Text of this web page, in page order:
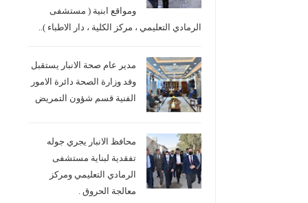
ومواقع ابنية ( مستشفى
الرمادي التعليمي ، مركز الكلية ، دار الاطباء )..
مدير عام صحة الانبار يستقبل
وفد وزارة الصحة دائرة الامور
الفنية قسم شؤون التمريض
محافظ الانبار يجري جوله
تفقدية لبناية مستشفى
الرمادي التعليمي ومركز
معالجة الحروق .